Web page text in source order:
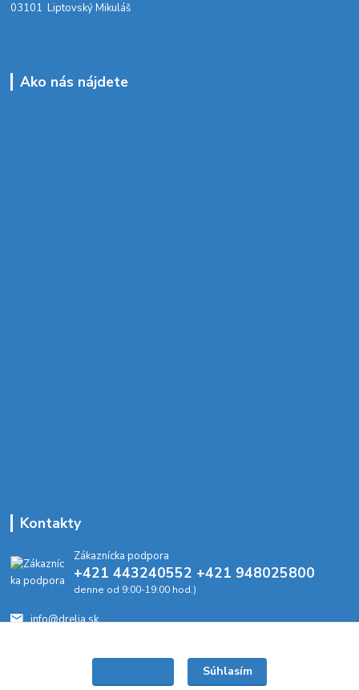
03101 Liptovský Mikuláš
Ako nás nájdete
Kontakty
Zákaznícka podpora
+421 443240552 +421 948025800
denne od 9:00-19:00 hod.)
info@drelia.sk
Súhlasím